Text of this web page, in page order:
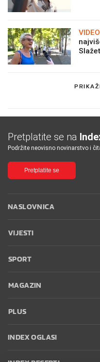
VIDEO
Pretplatite se na
Podržite neovisno novinarstvo i
Pretplatite se
NASLOVNICA
VIJESTI
SPORT
MAGAZIN
PLUS
INDEX OGLASI